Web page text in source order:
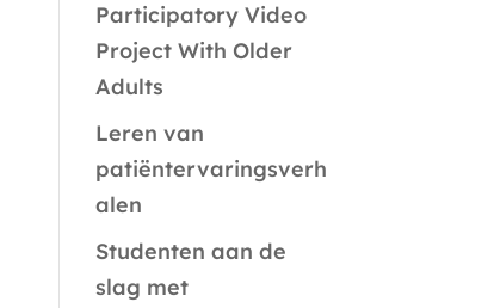
Participatory Video
Project With Older
Adults
Leren van
patiëntervaringsverh
alen
Studenten aan de
slag met